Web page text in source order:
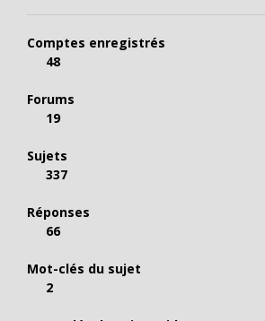
Comptes enregistrés
48
Forums
19
Sujets
337
Réponses
66
Mot-clés du sujet
2